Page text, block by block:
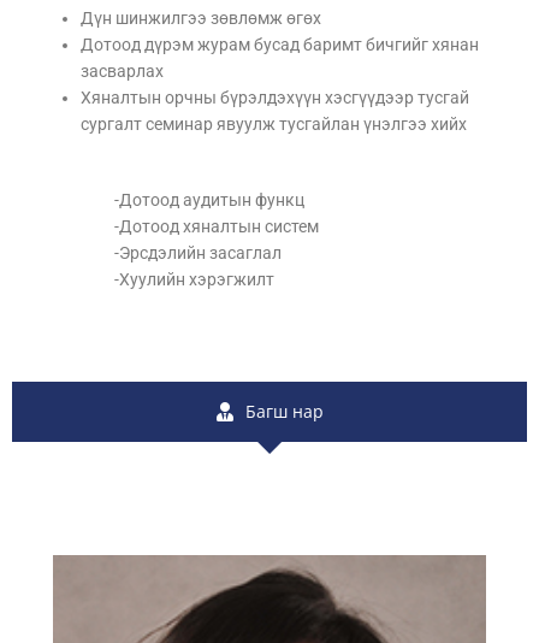
Дүн шинжилгээ зөвлөмж өгөх
Дотоод дүрэм журам бусад баримт бичгийг хянан
засварлах
Хяналтын орчны бүрэлдэхүүн хэсгүүдээр тусгай
сургалт семинар явуулж тусгайлан үнэлгээ хийх
-Дотоод аудитын функц
-Дотоод хяналтын систем
-Эрсдэлийн засаглал
-Хуулийн хэрэгжилт
Багш нар